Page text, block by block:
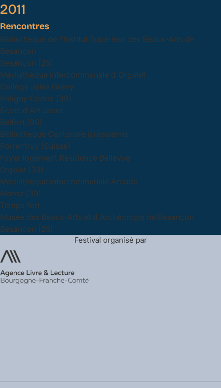
2011
Rencontres
Bibliothèque de l'Institut Supérieur des Beaux-Arts de
Besançon
Besançon (25)
Médiathèque intercommunale d'Orgelet
Collège Jules Grévy
Poligny Cedex (39)
École d'Art Jacot
Belfort (90)
Bibliothèque Cantonale jurassienne
Porrentruy (Suisse)
Foyer logement Résidence Bellevue
0rgelet (39)
Médiathèque intercommunale Arcade
Morez (39)
Temps fort
Musée des Beaux-Arts et d'Archéologie de Besançon
Besançon (25)
Festival organisé par